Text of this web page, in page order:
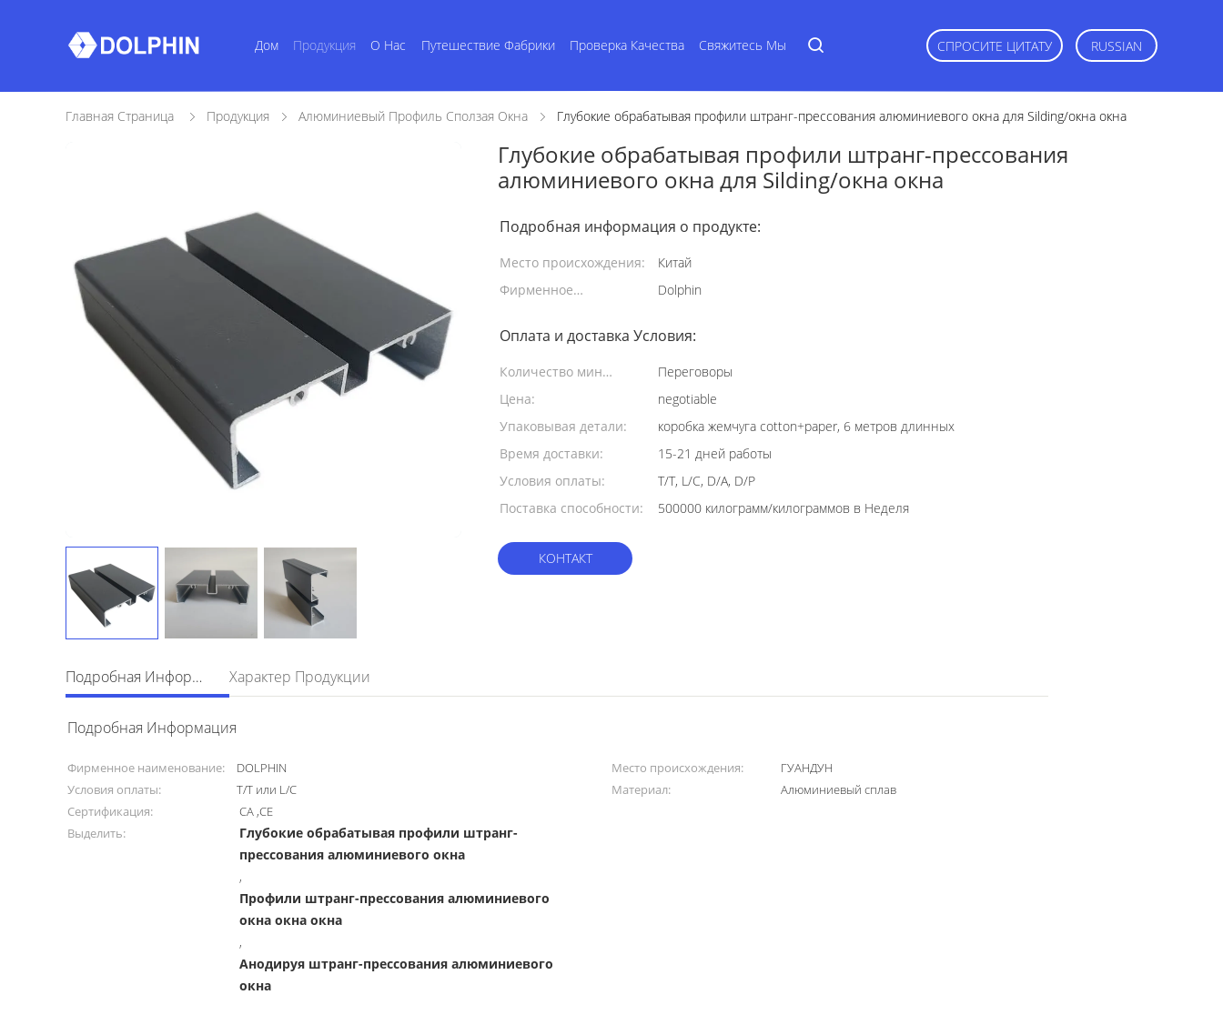
Дом Продукция О Нас Путешествие Фабрики Проверка Качества Свяжитесь Мы СПРОСИТЕ ЦИТАТУ RUSSIAN
Главная Страница Продукция Алюминиевый Профиль Сползая Окна Глубокие обрабатывая профили штранг-прессования алюминиевого окна для Silding/окна окна
Глубокие обрабатывая профили штранг-прессования
алюминиевого окна для Silding/окна окна
Подробная информация о продукте:
Место происхождения:
Китай
Фирменное
Dolphin
Оплата и доставка Условия:
Количество мин
заказа:
Переговоры
Цена:
negotiable
Упаковывая детали:
коробка жемчуга cotton+paper, 6 метров длинных
Время доставки:
15-21 дней работы
Условия оплаты:
T/T, L/C, D/A, D/P
Поставка способности:
500000 килограмм/килограммов в Неделя
КОНТАКТ
Подробная Информация Характер Продукции
Подробная Информация
Фирменное наименование: DOLPHIN Место происхождения:
ГУАНДУН
Условия оплаты:
T/T или L/C Материал:
Алюминиевый сплав
Сертификация:
CA ,CE
Выделить:
Глубокие обрабатывая профили штранг-
прессования алюминиевого окна
,
Профили штранг-прессования алюминиевого
окна окна окна
,
Анодируя штранг-прессования алюминиевого
окна